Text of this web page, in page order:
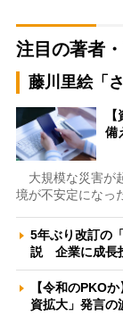
注目の著者
藤川里絵「
備
大規模な災害が
境が不安定になっ
5年ぶり改訂の
説 企業に成長
【令和のPKO
資拡大」発言